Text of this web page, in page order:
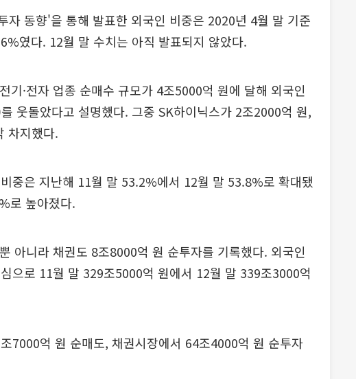
자 동향'을 통해 발표한 외국인 비중은 2020년 4월 말 기준
였다. 12월 말 수치는 아직 발표되지 않았다.
기·전자 업종 순매수 규모가 4조5000억 원에 달해 외국인
웃돌았다고 설명했다. 그중 SK하이닉스가 2조2000억 원,
차지했다.
중은 지난해 11월 말 53.2%에서 12월 말 53.8%로 확대됐
로 높아졌다.
아니라 채권도 8조8000억 원 순투자를 기록했다. 외국인
으로 11월 말 329조5000억 원에서 12월 말 339조3000억
7000억 원 순매도, 채권시장에서 64조4000억 원 순투자